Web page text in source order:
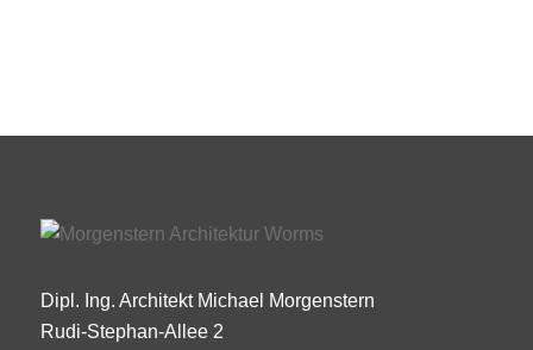
Dipl. Ing. Architekt Michael Morgenstern
Rudi-Stephan-Allee 2